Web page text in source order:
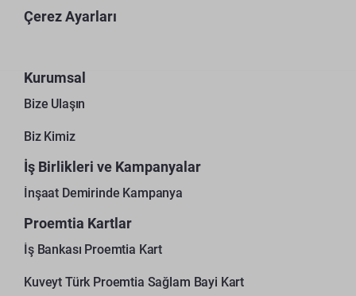
Çerez Ayarları
Kurumsal
Bize Ulaşın
Biz Kimiz
İş Birlikleri ve Kampanyalar
İnşaat Demirinde Kampanya
Proemtia Kartlar
İş Bankası Proemtia Kart
Kuveyt Türk Proemtia Sağlam Bayi Kart